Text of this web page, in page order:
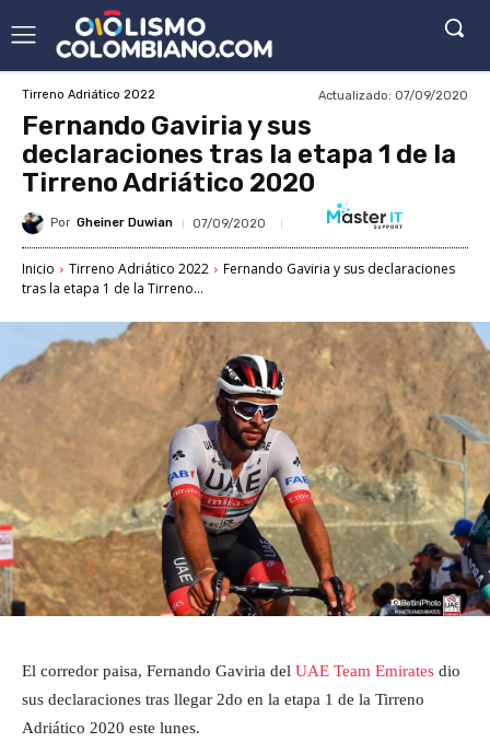
Tirreno Adriático 2022 Actualizado: 07/09/2020
Fernando Gaviria y sus
declaraciones tras la etapa 1 de la
Tirreno Adriático 2020
Por Gheiner Duwian 07/09/2020
Inicio Tirreno Adriático 2022
Fernando Gaviria y sus declaraciones
tras la etapa 1 de la Tirreno...
El corredor paisa, Fernando Gaviria del UAE Team Emirates dio
sus declaraciones tras llegar 2do en la etapa 1 de la Tirreno
Adriático 2020 este lunes.